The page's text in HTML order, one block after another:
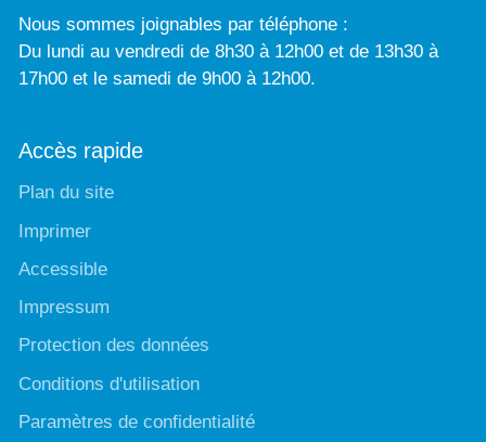
Nous sommes joignables par téléphone :
Du lundi au vendredi de 8h30 à 12h00 et de 13h30 à
17h00 et le samedi de 9h00 à 12h00.
Accès rapide
Plan du site
Imprimer
Accessible
Impressum
Protection des données
Conditions d'utilisation
Paramètres de confidentialité